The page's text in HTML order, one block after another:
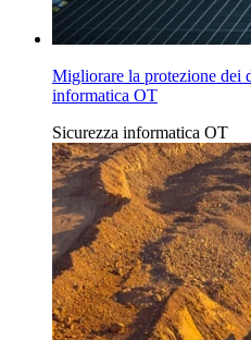
Migliorare la protezione dei
informatica OT
Sicurezza informatica OT